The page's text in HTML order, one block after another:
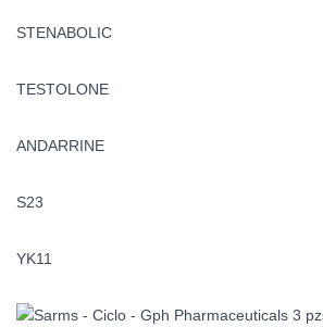
STENABOLIC
TESTOLONE
ANDARRINE
S23
YK11